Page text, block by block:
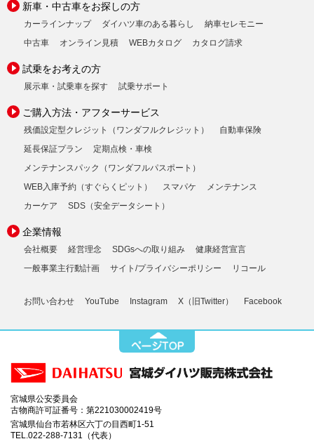
新車・中古車をお探しの方
カーラインナップ ダイハツ車のある暮らし
納車セレモニー
中古車
オンライン見積 WEBカタログ カタログ請求
試乗をお考えの方
展示車・試乗車を探す 試乗サポート
ご購入方法・アフターサービス
残価設定型クレジット（ワンダフルクレジット）
自動車保険
延長保証プラン
定期点検・車検
メンテナンスパック（ワンダフルパスポート）
WEB入庫予約（すぐらくピット）
スマパケ
メンテナンス
カーケア
SDS（安全データシート）
企業情報
会社概要 経営理念 SDGsへの取り組み
健康経営宣言
一般事業主行動計画
サイト/プライバシーポリシー リコール
お問い合わせ YouTube Instagram X（旧Twitter） Facebook
宮城県公安委員会
古物商許可証番号：第221030002419号
宮城県仙台市若林区六丁の目西町1-51
TEL.022-288-7131（代表）